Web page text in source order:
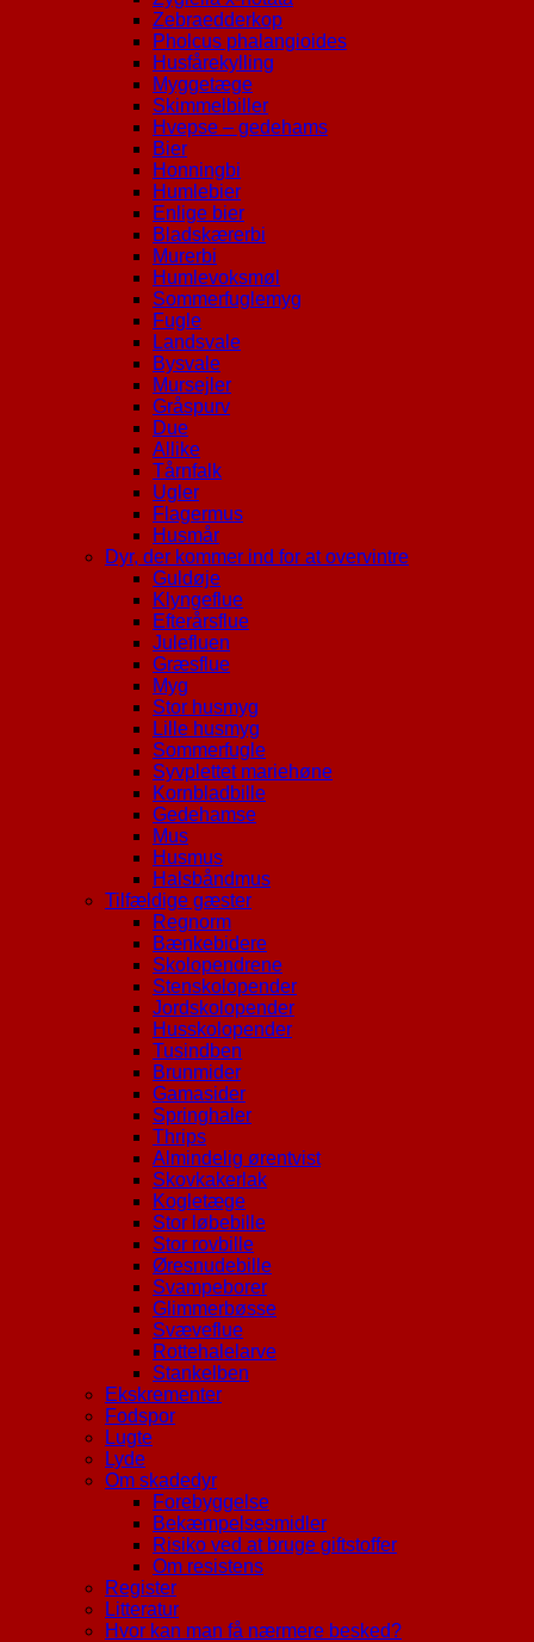
Zebraedderkop
Pholcus phalangioides
Husfårekylling
Myggetæge
Skimmelbiller
Hvepse – gedehams
Bier
Honningbi
Humlebier
Enlige bier
Bladskærerbi
Murerbi
Humlevoksmøl
Sommerfuglemyg
Fugle
Landsvale
Bysvale
Mursejler
Gråspurv
Due
Allike
Tårnfalk
Ugler
Flagermus
Husmår
Dyr, der kommer ind for at overvintre
Guldøje
Klyngeflue
Efterårsflue
Julefluen
Græsflue
Myg
Stor husmyg
Lille husmyg
Sommerfugle
Syvplettet mariehøne
Kornbladbille
Gedehamse
Mus
Husmus
Halsbåndmus
Tilfældige gæster
Regnorm
Bænkebidere
Skolopendrene
Stenskolopender
Jordskolopender
Husskolopender
Tusindben
Brunmider
Gamasider
Springhaler
Thrips
Almindelig ørentvist
Skovkakerlak
Kogletæge
Stor løbebille
Stor rovbille
Øresnudebille
Svampeborer
Glimmerbøsse
Svæveflue
Rottehalelarve
Stankelben
Ekskrementer
Fodspor
Lugte
Lyde
Om skadedyr
Forebyggelse
Bekæmpelsesmidler
Risiko ved at bruge giftstoffer
Om resistens
Register
Litteratur
Hvor kan man få nærmere besked?